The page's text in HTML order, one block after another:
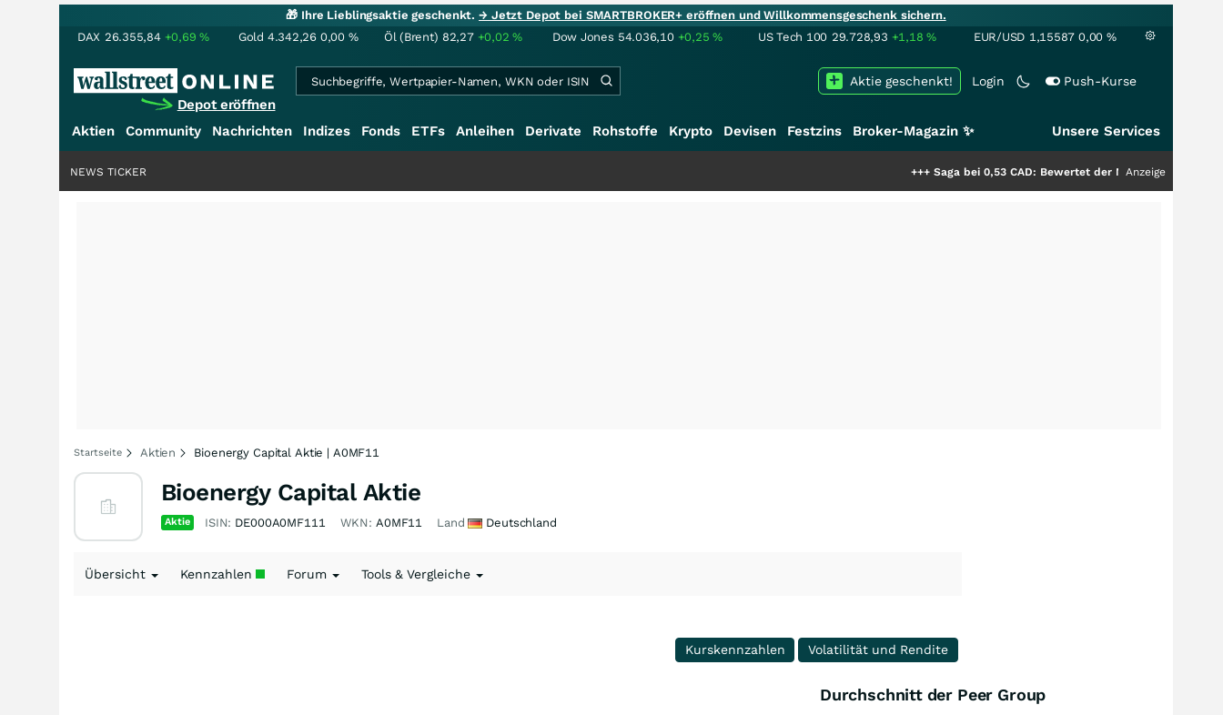
🎁 Ihre Lieblingsaktie geschenkt.→ Jetzt Depot bei SMARTBROKER+ eröffnen und Willkommensgeschenk sichern.
DAX 26.355,84 +0,69% Gold 4.342,26 0,00 % Öl (Brent) 82,27 +0,02% Dow Jones 54.036,10 +0,25% US Tech 100 29.728,93 +1,18% EUR/USD 1,15587 0,00 %
Depot eröffnen
Login Push-Kurse
Aktie geschenkt!
Aktien Community Nachrichten Indizes Fonds ETFs Anleihen Derivate Rohstoffe Krypto Devisen Festzins Broker-Magazin ✨ Unsere Services
Saga bei 0,53 CAD: Bewertet der Markt noch immer nur die
Anzeige
NEWS TICKER
Startseite Aktien Bioenergy Capital Aktie | A0MF11
Bioenergy Capital Aktie
Aktie ISIN: DE000A0MF111 WKN: A0MF11 Land Deutschland
Übersicht Kennzahlen Forum Tools & Vergleiche
Kurskennzahlen Volatilität und Rendite
Durchschnitt der Peer Group